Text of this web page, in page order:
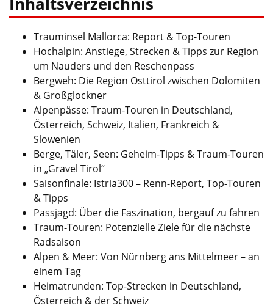
Trauminsel Mallorca: Report & Top-Touren
Hochalpin: Anstiege, Strecken & Tipps zur Region
um Nauders und den Reschenpass
Bergweh: Die Region Osttirol zwischen Dolomiten
& Großglockner
Alpenpässe: Traum-Touren in Deutschland,
Österreich, Schweiz, Italien, Frankreich &
Slowenien
Berge, Täler, Seen: Geheim-Tipps & Traum-Touren
in „Gravel Tirol“
Saisonfinale: Istria300 – Renn-Report, Top-Touren
& Tipps
Passjagd: Über die Faszination, bergauf zu fahren
Traum-Touren: Potenzielle Ziele für die nächste
Radsaison
Alpen & Meer: Von Nürnberg ans Mittelmeer – an
einem Tag
Heimatrunden: Top-Strecken in Deutschland,
Österreich & der Schweiz